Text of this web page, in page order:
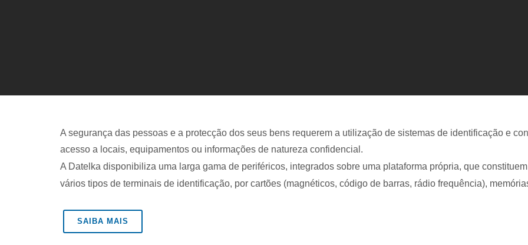
A segurança das pessoas e a protecção dos seus bens requerem a utilização de sistemas de identificação e
acesso a locais, equipamentos ou informações de natureza confidencial.
A Datelka disponibiliza uma larga gama de periféricos, integrados sobre uma plataforma própria, que
vários tipos de terminais de identificação, por cartões (magnéticos, código de barras, rádio frequência),
SAIBA MAIS